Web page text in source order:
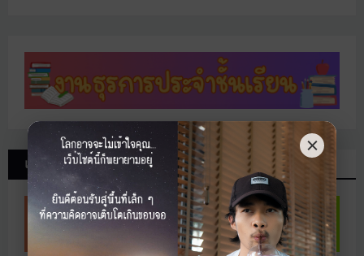
แฟ้มประเมินครูผู้ช่วย